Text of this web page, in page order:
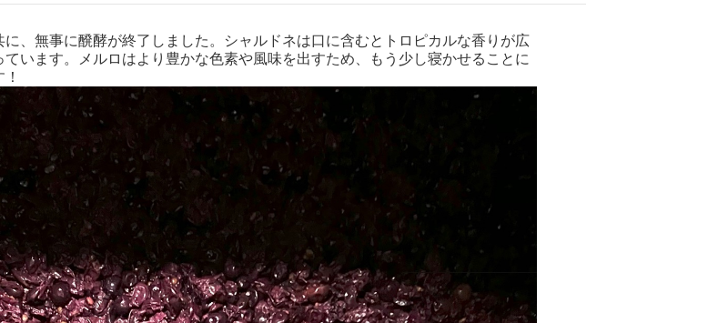
、無事に醗酵が終了しました。シャルドネは口に含むとトロピカルな香りが広
います。メルロはより豊かな色素や風味を出すため、もう少し寝かせることに